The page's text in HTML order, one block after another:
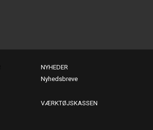
NYHEDER
Nyhedsbreve
VÆRKTØJSKASSEN